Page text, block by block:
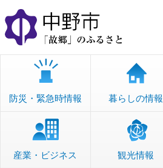
本
文
へ
移
防災・緊急時情報 暮らしの情報
産業・ビジネス 観光情報